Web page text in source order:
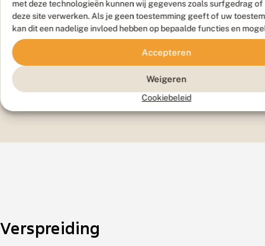
met deze technologieën kunnen wij gegevens zoals surfgedrag of
deze site verwerken. Als je geen toestemming geeft of uw
kan dit een nadelige invloed hebben op bepaalde functies en
Accepteren
Weigeren
Cookiebeleid
Verspreiding